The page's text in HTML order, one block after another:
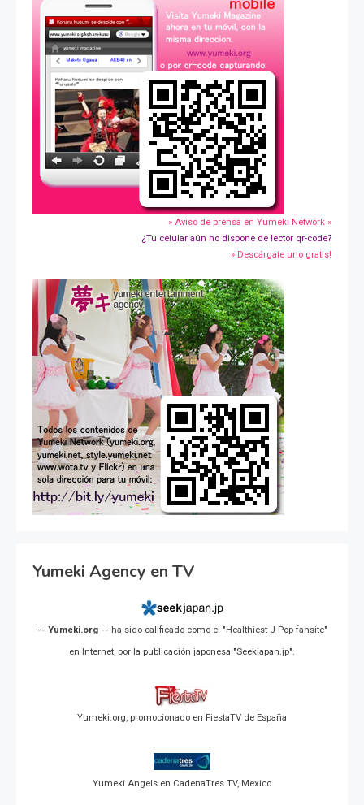
» Aviso de prensa en Yumeki Network »
¿Tu celular aún no dispone de lector qr-code?
» Descárgate uno gratis!
Yumeki Agency en TV
-- Yumeki.org -- ha sido calificado como el "Healthiest J-Pop fansite"
en Internet, por la publicación japonesa "Seekjapan.jp".
Yumeki.org, promocionado en FiestaTV de España
Yumeki Angels en CadenaTres TV, Mexico